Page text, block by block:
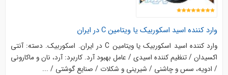
وارد کننده اسید اسکوربیک یا ویتامین C در ایران
وارد کننده اسید اسکوربیک یا ویتامین C در ایران. اسکوربیک. دسته: آنتی
اکسیدان / تنظیم کننده اسیدی / عامل بهبود آرد. کاربرد: آرد، نان و ماکارونی
/ ادویه، سس و چاشنی / شیرینی و شکلات / صنایع گوشتی / ...